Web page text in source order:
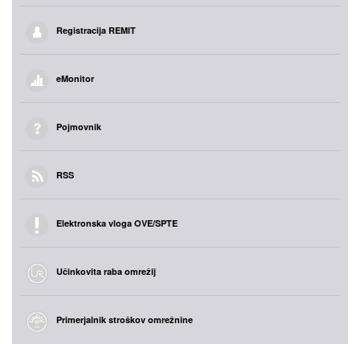
Registracija REMIT
eMonitor
Pojmovnik
RSS
Elektronska vloga OVE/SPTE
Učinkovita raba omrežij
Primerjalnik stroškov omrežnine